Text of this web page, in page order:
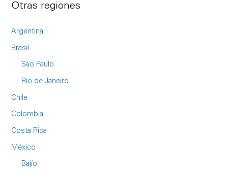
Otras regiones
Argentina
Brasil
Sao Paulo
Río de Janeiro
Chile
Colombia
Costa Rica
México
Bajío